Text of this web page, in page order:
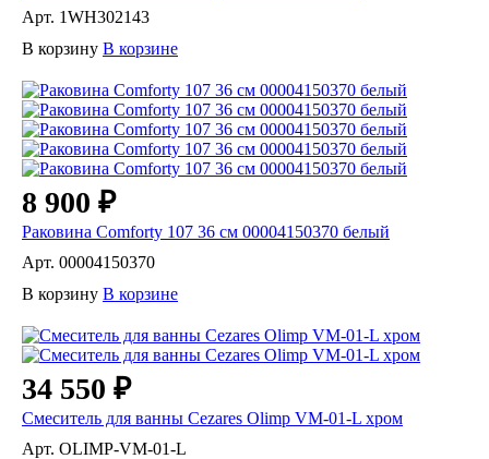
Арт. 1WH302143
В корзину В корзине
8 900 ₽
Раковина Comforty 107 36 см 00004150370 белый
Арт. 00004150370
В корзину В корзине
34 550 ₽
Смеситель для ванны Cezares Olimp VM-01-L хром
Арт. OLIMP-VM-01-L